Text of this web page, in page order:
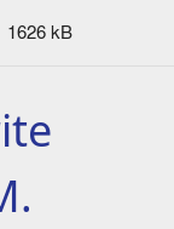
1626 kB